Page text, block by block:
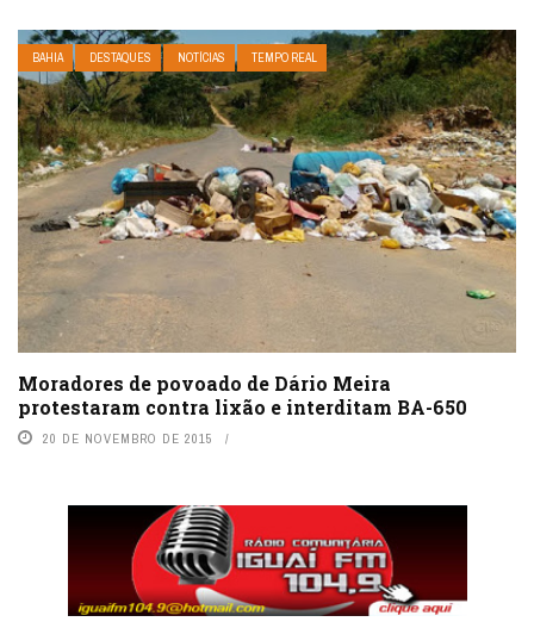
BAHIA DESTAQUES NOTÍCIAS TEMPO REAL
Moradores de povoado de Dário Meira
protestaram contra lixão e interditam BA-650
20 DE NOVEMBRO DE 2015